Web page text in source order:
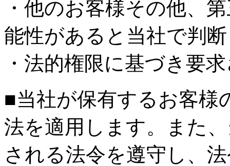
・他のお客様その他、
能性があると当社で判
・法的権限に基づき要
■当社が保有するお客様
法を適用します。また
される法令を遵守し、